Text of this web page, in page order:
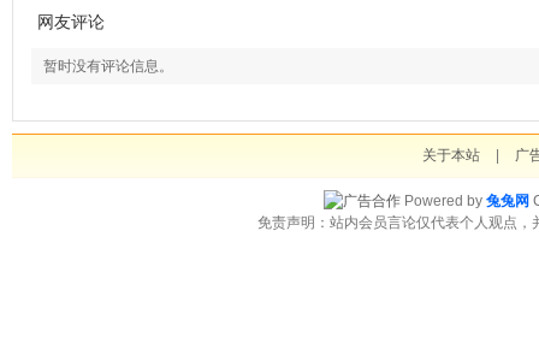
网友评论
暂时没有评论信息。
关于本站 广
Powered by 兔兔网
免责声明：站内会员言论仅代表个人观点